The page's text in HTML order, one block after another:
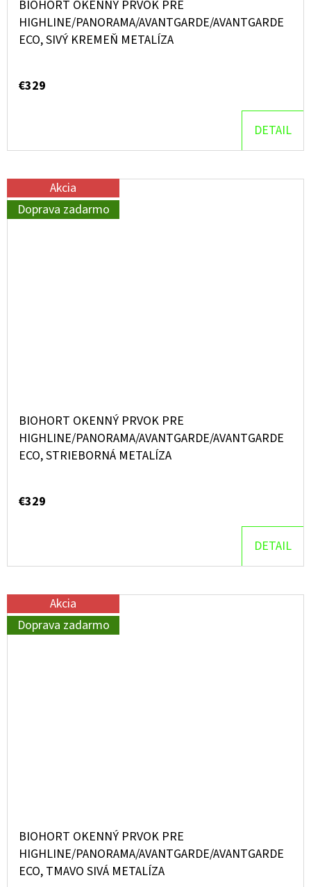
BIOHORT OKENNÝ PRVOK PRE
HIGHLINE/PANORAMA/AVANTGARDE/AVANTGARDE
ECO, SIVÝ KREMEŇ METALÍZA
€329
DETAIL
Akcia
Doprava zadarmo
BIOHORT OKENNÝ PRVOK PRE
HIGHLINE/PANORAMA/AVANTGARDE/AVANTGARDE
ECO, STRIEBORNÁ METALÍZA
€329
DETAIL
Akcia
Doprava zadarmo
BIOHORT OKENNÝ PRVOK PRE
HIGHLINE/PANORAMA/AVANTGARDE/AVANTGARDE
ECO, TMAVO SIVÁ METALÍZA